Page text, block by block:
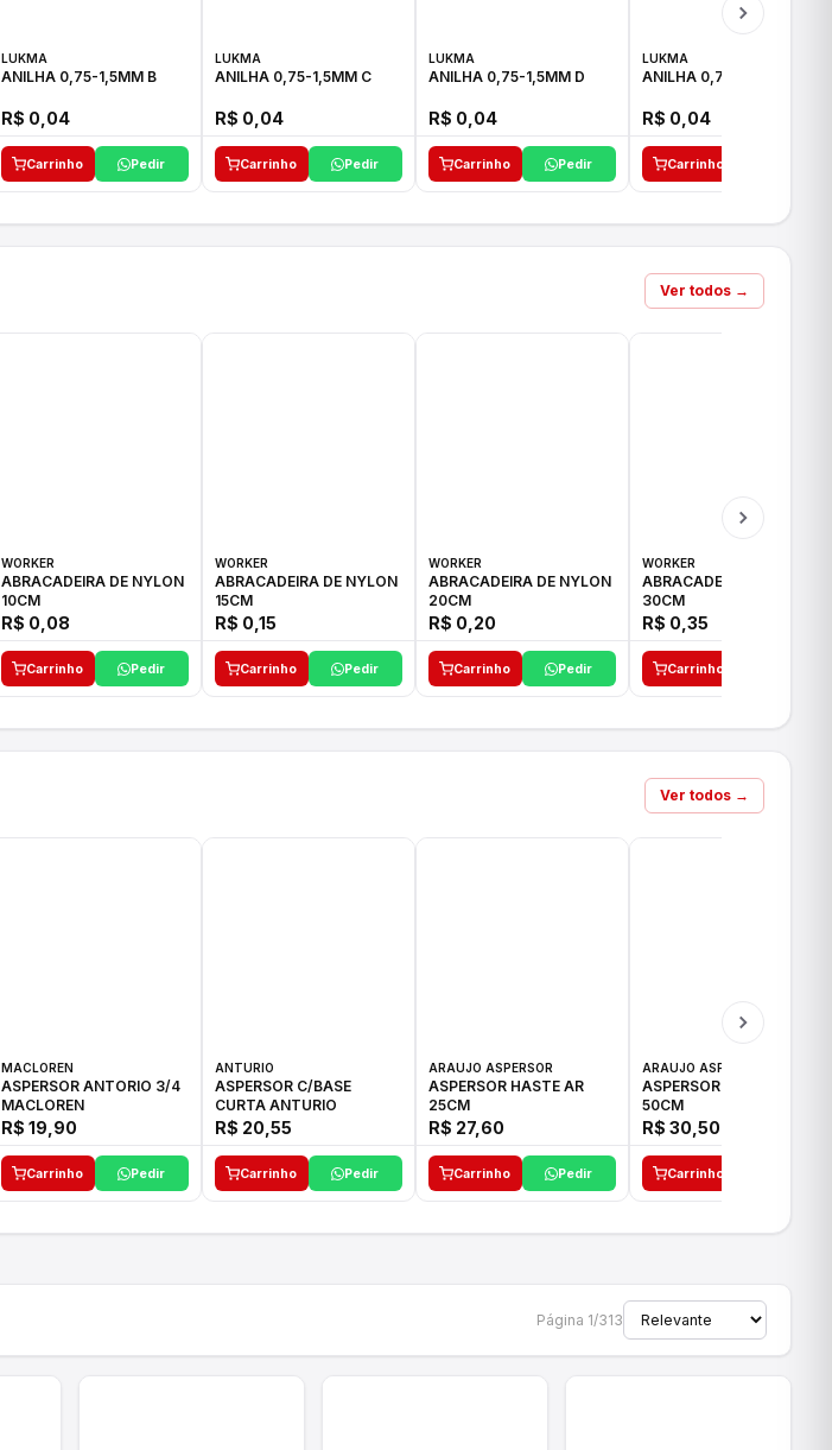
LUKMA
ANILHA 0,75-1,5MM B
R$ 0,04
Carrinho Pedir
LUKMA
ANILHA 0,75-1,5MM C
R$ 0,04
Carrinho Pedir
LUKMA
ANILHA 0,75-1,5MM D
R$ 0,04
Carrinho Pedir
LUKMA
ANILHA 0,75-1,5MM E
R$ 0,04
Carrinho
Ver todos →
WORKER
ABRACADEIRA DE NYLON
10CM
R$ 0,08
Carrinho Pedir
WORKER
ABRACADEIRA DE NYLON
15CM
R$ 0,15
Carrinho Pedir
WORKER
ABRACADEIRA DE NYLON
20CM
R$ 0,20
Carrinho Pedir
WORKER
ABRACADEIRA DE NYLON
30CM
R$ 0,35
Carrinho
Ver todos →
MACLOREN
ASPERSOR ANTORIO 3/4
MACLOREN
R$ 19,90
Carrinho Pedir
ANTURIO
ASPERSOR C/BASE
CURTA ANTURIO
R$ 20,55
Carrinho Pedir
ARAUJO ASPERSOR
ASPERSOR HASTE AR
25CM
R$ 27,60
Carrinho Pedir
ARAUJO ASPERSOR
ASPERSOR HASTE AR
50CM
R$ 30,50
Carrinho
Página 1/313